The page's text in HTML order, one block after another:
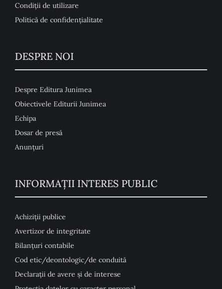
Condiţii de utilizare
Politică de confidențialitate
DESPRE NOI
Despre Editura Junimea
Obiectivele Editurii Junimea
Echipa
Dosar de presă
Anunţuri
INFORMAȚII INTERES PUBLIC
Achiziții publice
Avertizor de integritate
Bilanțuri contabile
Cod etic/deontologic/de conduită
Declarații de avere și de interese